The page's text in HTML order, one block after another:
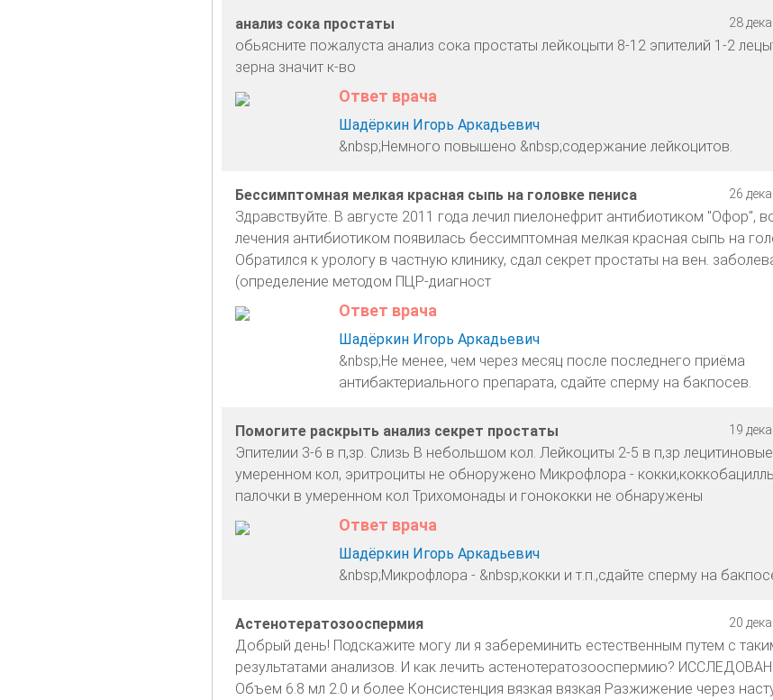
28
анализ сока простаты
обьясните пожалуста анализ сока простаты лейкоцыти 8-12 эпителий 1-2
зерна значит к-во
Ответ врача
Шадёркин Игорь Аркадьевич
&nbsp;Немного повышено &nbsp;содержание лейкоцитов.
26
Бессимптомная мелкая красная сыпь на головке пениса
Здравствуйте. В августе 2011 года лечил пиелонефрит антибиотиком "Офор",
лечения антибиотиком появилась бессимптомная мелкая красная сыпь на
Обратился к урологу в частную клинику, сдал секрет простаты на вен.
(определение методом ПЦР-диагност
Ответ врача
Шадёркин Игорь Аркадьевич
&nbsp;Не менее, чем через месяц после последнего приёма
антибактериального препарата, сдайте сперму на бакпосев.
19
Помогите раскрыть анализ секрет простаты
Эпителии 3-6 в п,зр. Слизь В небольшом кол. Лейкоциты 2-5 в п,зр
умеренном кол, эритроциты не обноружено Микрофлора -
палочки в умеренном кол Трихомонады и гонококки не обнаружены
Ответ врача
Шадёркин Игорь Аркадьевич
&nbsp;Микрофлора - &nbsp;кокки и т.п.,сдайте сперму на
20
Астенотератозооспермия
Добрый день! Подскажите могу ли я забереминить естественным путем с
результатами анализов. И как лечить астенотератозооспермию?
Объем 6.8 мл 2.0 и более Консистенция вязкая вязкая Разжижение через